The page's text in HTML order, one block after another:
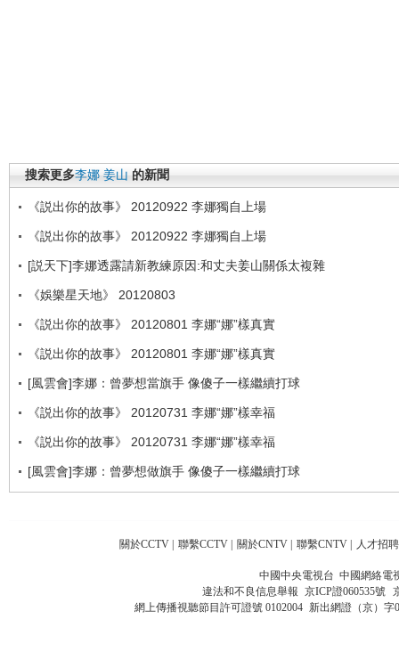
搜索更多李娜 姜山 的新聞
《説出你的故事》 20120922 李娜獨自上場
《説出你的故事》 20120922 李娜獨自上場
[説天下]李娜透露請新教練原因:和丈夫姜山關係太複雜
《娛樂星天地》 20120803
《説出你的故事》 20120801 李娜“娜”樣真實
《説出你的故事》 20120801 李娜“娜”樣真實
[風雲會]李娜：曾夢想當旗手 像傻子一樣繼續打球
《説出你的故事》 20120731 李娜“娜”樣幸福
《説出你的故事》 20120731 李娜“娜”樣幸福
[風雲會]李娜：曾夢想做旗手 像傻子一樣繼續打球
關於CCTV 聯繫CCTV 關於CNTV 聯繫CNTV 人才招聘
中國中央電視台 中國網絡電
違法和不良信息舉報 京ICP證060535號
網上傳播視聽節目許可證號 0102004 新出網證（京）